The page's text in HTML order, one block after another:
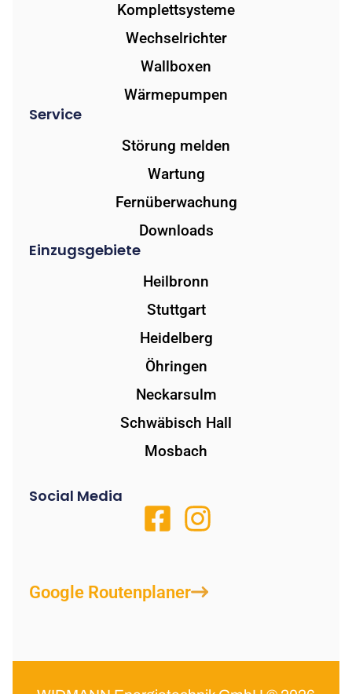
Komplettsysteme
Wechselrichter
Wallboxen
Wärmepumpen
Service
Störung melden
Wartung
Fernüberwachung
Downloads
Einzugsgebiete
Heilbronn
Stuttgart
Heidelberg
Öhringen
Neckarsulm
Schwäbisch Hall
Mosbach
Social Media
Google Routenplaner